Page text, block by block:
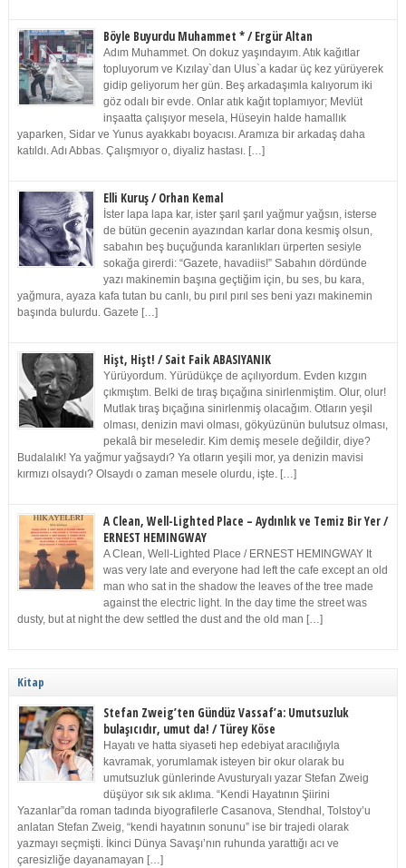
Böyle Buyurdu Muhammet * / Ergür Altan
Adım Muhammet. On dokuz yaşındayım. Atık kağıtlar
topluyorum ve Kızılay`dan Ulus`a kadar üç kez yürüyerek
gidip geliyorum her gün. Beş arkadaşımla kalıyorum iki
göz odalı bir evde. Onlar atık kağıt toplamıyor; Mevlüt
inşaatta çalışıyor mesela, Hüseyin halde hamallık
yaparken, Sidar ve Yunus ayakkabı boyacısı. Aramıza bir arkadaş daha
katıldı. Adı Abbas. Çalışmıyor o, diyaliz hastası. […]
Elli Kuruş / Orhan Kemal
İster lapa lapa kar, ister şarıl şarıl yağmur yağsın, isterse
de bütün gecenin ayazından karlar dona kesmiş olsun,
sabahın beş buçuğunda karanlıkları ürperten sesiyle
sokağa girerdi: “Gazete, havadiis!” Sabahın dördünde
yazı makinemin başına geçtiğim için, bu ses, bu kara,
yağmura, ayaza kafa tutan bu canlı, bu pırıl pırıl ses beni yazı makinemin
başında bulurdu. Gazete […]
Hişt, Hişt! / Sait Faik ABASIYANIK
Yürüyordum. Yürüdükçe de açılıyordum. Evden kızgın
çıkmıştım. Belki de tıraş bıçağına sinirlenmiştim. Olur, olur!
Mutlak tıraş bıçağına sinirlenmiş olacağım. Otların yeşil
olması, denizin mavi olması, gökyüzünün bulutsuz olması,
pekalâ bir meseledir. Kim demiş mesele değildir, diye?
Budalalık! Ya yağmur yağsaydı? Ya otların yeşili mor, ya denizin mavisi
kırmızı olsaydı? Olsaydı o zaman mesele olurdu, işte. […]
A Clean, Well-Lighted Place – Aydınlık ve Temiz Bir Yer /
ERNEST HEMINGWAY
A Clean, Well-Lighted Place / ERNEST HEMINGWAY It
was very late and everyone had left the cafe except an old
man who sat in the shadow the leaves of the tree made
against the electric light. In the day time the street was
dusty, but at night the dew settled the dust and the old man […]
Kitap
Stefan Zweig’ten Gündüz Vassaf’a: Umutsuzluk
bulaşıcıdır, umut da! / Türey Köse
Hayatı ve hatta siyaseti hep edebiyat aracılığıyla
kavramak, yorumlamak isteyen bir okur olarak bu
umutsuzluk günlerinde Avusturyalı yazar Stefan Zweig
düşüyor sık sık aklıma. “Kendi Hayatının Şiirini
Yazanlar”da roman tadında biyografilerle Casanova, Stendhal, Tolstoy’u
anlatan Stefan Zweig, “kendi hayatının sonunu” ise bir trajedi olarak
yazmayı seçmişti. İkinci Dünya Savaşı’nın ruhunda yarattığı acı ve
çaresizliğe dayanamayan […]